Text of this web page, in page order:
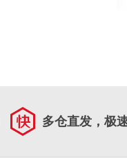
多仓直发，极